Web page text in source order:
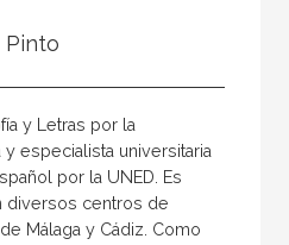
Pinto
y Letras por la
especialista universitaria
por la UNED. Es
diversos centros de
Málaga y Cádiz. Como